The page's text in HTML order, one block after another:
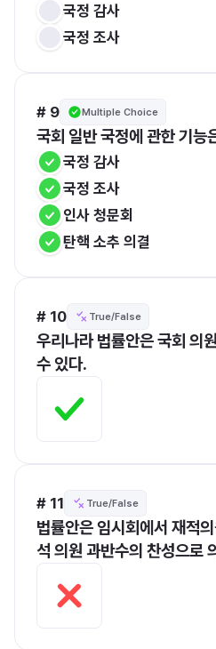
국정 감사
국정 조사
# 9 Multiple Choice
국회 일반 국정에 관한 기능
국정 감사
국정 조사
인사 청문회
탄핵 소추 의결
# 10 True/False
우리나라 법률안은 국회 의
수 있다.
# 11 True/False
법률안은 임시회에서 재적
석 의원 과반수의 찬성으로